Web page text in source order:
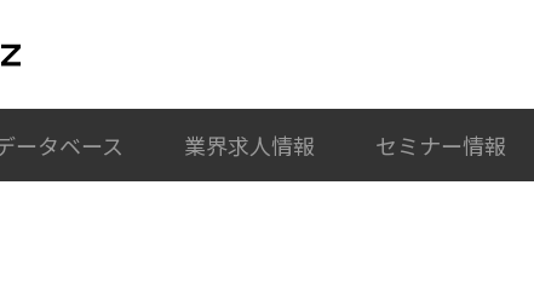
ータベース 業界求人情報 セミナー情報